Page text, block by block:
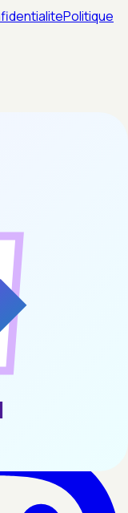
Politique